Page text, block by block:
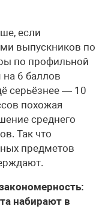
если
выпускников по
по профильной
6 баллов
серьёзнее — 10
похожая
среднего
Так что
предметов
набирают в